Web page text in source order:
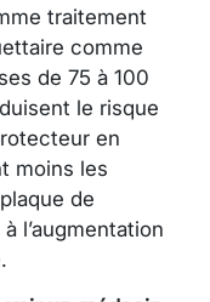
traitement
comme
de 75 à 100
le risque
en
moins les
de
l’augmentation